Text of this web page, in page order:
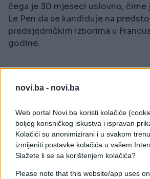
novi.ba - novi.ba
Web portal Novi.ba koristi kolačiće
boljeg korisničkog iskustva i ispravan
Kolačići su anonimizirani i u svakom
izmijeniti postavke kolačića u vašem
Slažete li se sa korištenjem kolačića?
Please note that this website/app uses
čega je 30 mjeseci uslovno, čime
Le Pen da se kandiduje na
predsjedničkim izborima u
godine.
Le Pen je dobila i novčanu kaznu
Bivša predsjednica Narodnog
Evropskog parlamenta jer je,
saradnicima, novcem
asistentima EU plaćala stranačke
periodu od 2004. do 2016. godine.